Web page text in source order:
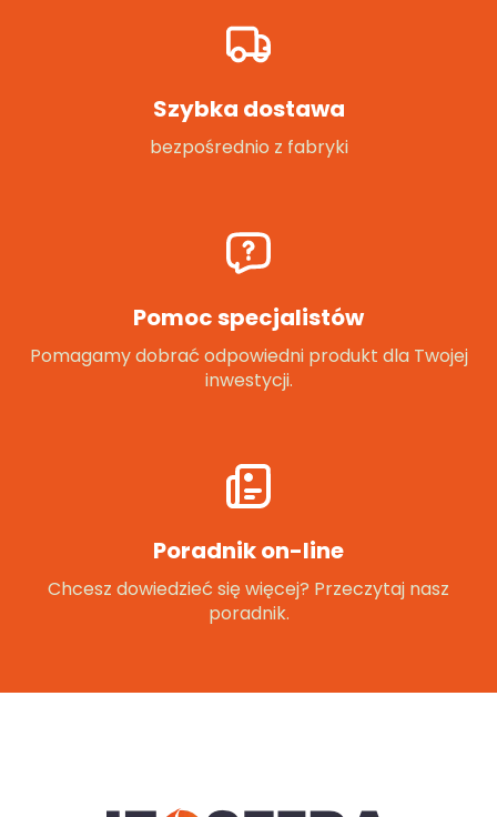
Szybka dostawa
bezpośrednio z fabryki
Pomoc specjalistów
Pomagamy dobrać odpowiedni produkt dla Twojej
inwestycji.
Poradnik on-line
Chcesz dowiedzieć się więcej? Przeczytaj nasz
poradnik.